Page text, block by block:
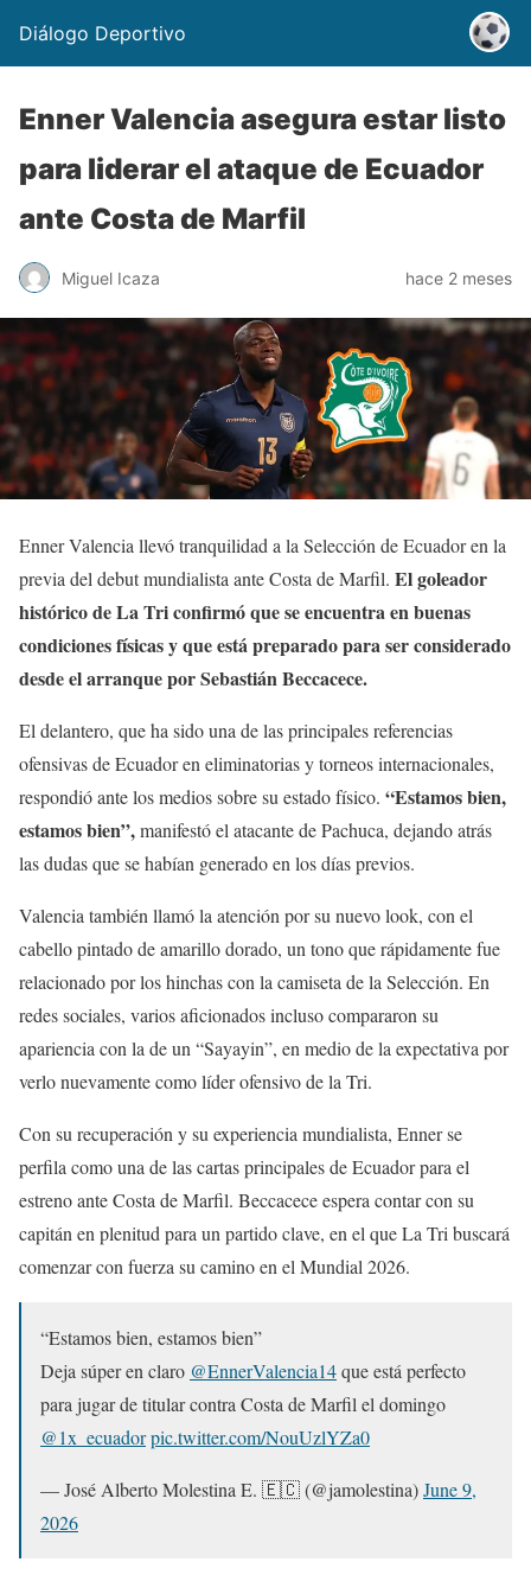
Diálogo Deportivo
Enner Valencia asegura estar listo
para liderar el ataque de Ecuador
ante Costa de Marfil
Miguel Icaza hace 2 meses
Enner Valencia llevó tranquilidad a la Selección de Ecuador en la
previa del debut mundialista ante Costa de Marfil. El goleador
histórico de La Tri confirmó que se encuentra en buenas
condiciones físicas y que está preparado para ser considerado
desde el arranque por Sebastián Beccacece.
El delantero, que ha sido una de las principales referencias
ofensivas de Ecuador en eliminatorias y torneos internacionales,
respondió ante los medios sobre su estado físico. “Estamos bien,
estamos bien”,manifestó el atacante de Pachuca, dejando atrás
las dudas que se habían generado en los días previos.
Valencia también llamó la atención por su nuevo look, con el
cabello pintado de amarillo dorado, un tono que rápidamente fue
relacionado por los hinchas con la camiseta de la Selección. En
redes sociales, varios aficionados incluso compararon su
apariencia con la de un “Sayayin”, en medio de la expectativa por
verlo nuevamente como líder ofensivo de la Tri.
Con su recuperación y su experiencia mundialista, Enner se
perfila como una de las cartas principales de Ecuador para el
estreno ante Costa de Marfil. Beccacece espera contar con su
capitán en plenitud para un partido clave, en el que La Tri buscará
comenzar con fuerza su camino en el Mundial 2026.
“Estamos bien, estamos bien”
Deja súper en claro @EnnerValencia14que está perfecto
para jugar de titular contra Costa de Marfil el domingo
@1x_ecuadorpic.twitter.com/NouUzlYZa0
— José Alberto Molestina E. 🇪🇨 (@jamolestina)June 9,
2026